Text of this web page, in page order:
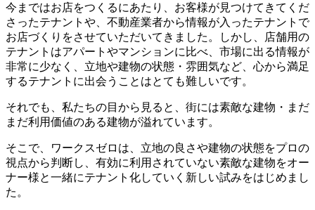
今まではお店をつくるにあたり、お客様が見つけてきてくだ
さったテナントや、不動産業者から情報が入ったテナントで
お店づくりをさせていただいてきました。しかし、店舗用の
テナントはアパートやマンションに比べ、市場に出る情報が
非常に少なく、立地や建物の状態・雰囲気など、心から満足
するテナントに出会うことはとても難しいです。
それでも、私たちの目から見ると、街には素敵な建物・まだ
まだ利用価値のある建物が溢れています。
そこで、ワークスゼロは、立地の良さや建物の状態をプロの
視点から判断し、有効に利用されていない素敵な建物をオー
ナー様と一緒にテナント化していく新しい試みをはじめまし
た。